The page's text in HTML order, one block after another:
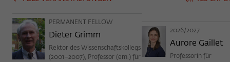
PERMANENT FELLOW
Dieter Grimm
Rektor des Wissenschaftskollegs
(2001–2007), Professor (em.) für
2026/2027
Aurore Gaillet
Professorin für